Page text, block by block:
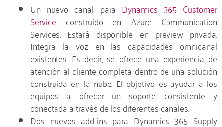
Un nuevo canal para Dynamics 365 Customer
Service construido en Azure Communication
Services. Estará disponible en preview privada.
Integra la voz en las capacidades omnicanal
existentes. Es decir, se ofrece una experiencia de
atención al cliente completa dentro de una solución
construida en la nube. El objetivo es ayudar a los
equipos a ofrecer un soporte consistente y
conectada a través de los diferentes canales.
Dos nuevos add-ins para Dynamics 365 Supply